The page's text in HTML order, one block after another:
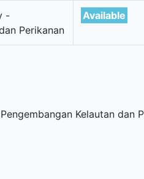
-
Perikanan
Available
Kelautan dan